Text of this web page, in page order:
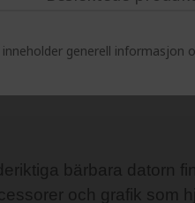
inneholder generell informasjon